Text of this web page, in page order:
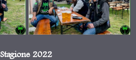
Stagione 2022